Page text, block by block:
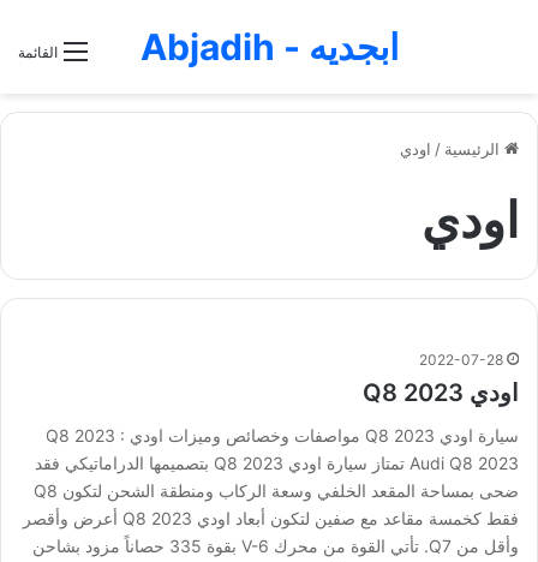
القائمة ابجديه - Abjadih
الرئيسية / اودي
اودي
2022-07-28
اودي Q8 2023
سيارة اودي Q8 2023 مواصفات وخصائص وميزات اودي Q8 2023 :
Audi Q8 2023 تمتاز سيارة اودي Q8 2023 بتصميمها الدراماتيكي فقد
ضحى بمساحة المقعد الخلفي وسعة الركاب ومنطقة الشحن لتكون Q8
فقط كخمسة مقاعد مع صفين لتكون أبعاد اودي Q8 2023 أعرض وأقصر
وأقل من Q7. تأتي القوة من محرك V-6 بقوة 335 حصاناً مزود بشاحن